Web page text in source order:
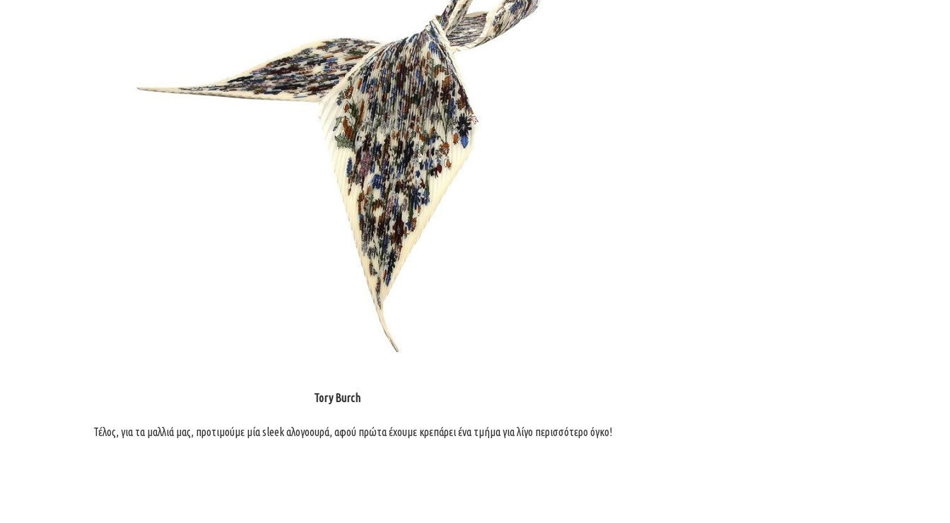
Tory Burch
Τέλος, για τα μαλλιά μας, προτιμούμε μία sleek αλογοουρά, αφού πρώτα έχουμε κρεπάρει ένα τμήμα για λίγο περισσότερο όγκο!